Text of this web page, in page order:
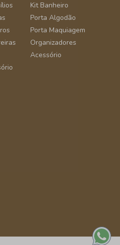
Kit Banheiro
Porta Algodão
Porta Maquiagem
Organizadores
Acessório